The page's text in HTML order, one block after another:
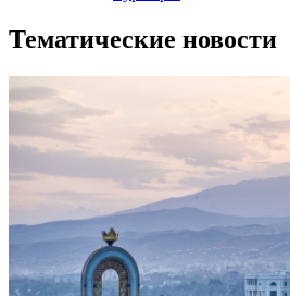
Тематические новости